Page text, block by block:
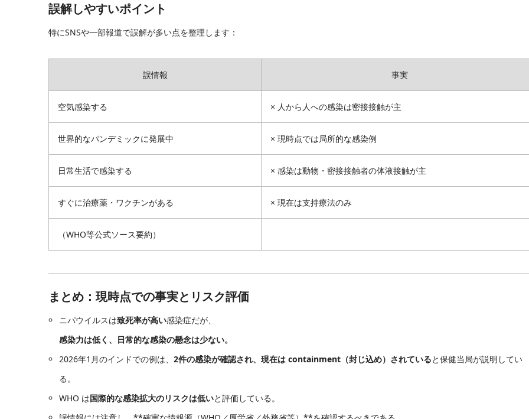
誤解しやすいポイント
特にSNSや一部報道で誤解が多い点を整理します：
誤情報 事実
空気感染する × 人から人への感染は密接接触が主
世界的なパンデミックに発展中 × 現時点では局所的な感染例
日常生活で感染する × 感染は動物・密接接触者の体液接触が主
すぐに治療薬・ワクチンがある × 現在は支持療法のみ
（WHO等公式ソース要約）
まとめ：現時点での事実とリスク評価
ニパウイルスは致死率が高い感染症だが、
感染力は低く、日常的な感染の懸念は少ない。
2026年1月のインドでの例は、2件の感染が確認され、現在は containment（封じ込め）されていると保健当局が説明してい
る。
WHO は国際的な感染拡大のリスクは低いと評価している。